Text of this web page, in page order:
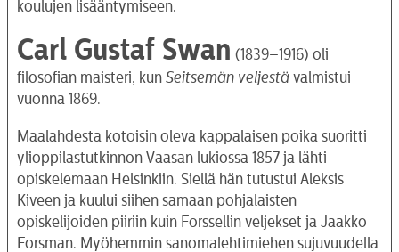
koulujen lisääntymiseen.
Carl Gustaf Swan (1839–1916) oli
filosofian maisteri, kun Seitsemän veljestä valmistui
vuonna 1869.
Maalahdesta kotoisin oleva kappalaisen poika suoritti
ylioppilastutkinnon Vaasan lukiossa 1857 ja lähti
opiskelemaan Helsinkiin. Siellä hän tutustui Aleksis
Kiveen ja kuului siihen samaan pohjalaisten
opiskelijoiden piiriin kuin Forssellin veljekset ja Jaakko
Forsman. Myöhemmin sanomalehtimiehen sujuvuudella